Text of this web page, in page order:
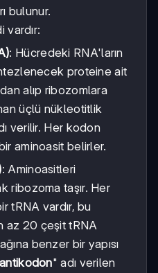
bulunur.
vardır:
: Hücredeki RNA'ların
proteine ait
alıp ribozomlara
üçlü nükleotitlik
verilir. Her kodon
aminoasit belirler.
: Aminoasitleri
ribozoma taşır. Her
tRNA vardır, bu
az 20 çeşit tRNA
benzer bir yapısı
antikodon" adı verilen